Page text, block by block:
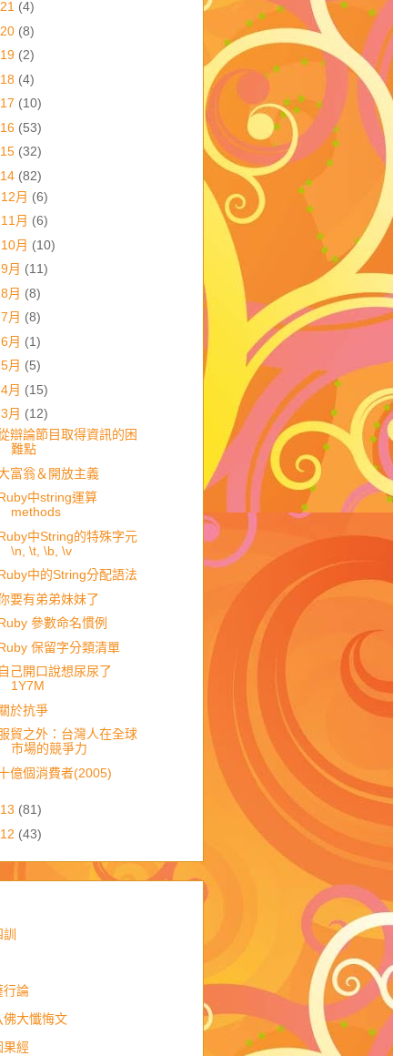
(4)
(8)
(2)
(4)
(10)
(53)
(32)
(82)
12月 (6)
11月 (6)
10月 (10)
9月 (11)
8月 (8)
7月 (8)
6月 (1)
5月 (5)
4月 (15)
3月 (12)
辯論節目取得資訊的困
難點
富翁＆開放主義
中string運算
methods
中String的特殊字元
\n, \t, \b, \v
中的String分配語法
要有弟弟妹妹了
參數命名慣例
保留字分類清單
自己開口說想尿尿了
1Y7M
關於抗爭
貿之外：台灣人在全球
市場的競爭力
億個消費者(2005)
(81)
(43)
行論
佛大懺悔文
果經